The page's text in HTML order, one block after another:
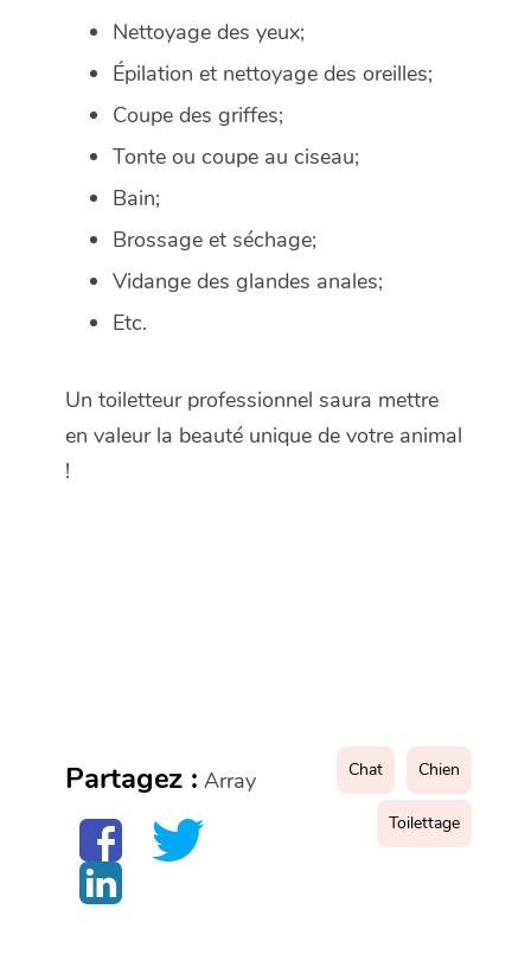
Nettoyage des yeux;
Épilation et nettoyage des oreilles;
Coupe des griffes;
Tonte ou coupe au ciseau;
Bain;
Brossage et séchage;
Vidange des glandes anales;
Etc.
Un toiletteur professionnel saura mettre
en valeur la beauté unique de votre animal
!
Partagez : Array Chat Chien
Toilettage